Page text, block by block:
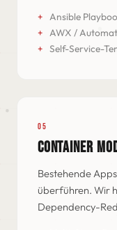
Ansible
AWX /
Self-Service-
05
CONTAINER
Bestehende
überführen. Wir
Dependency-